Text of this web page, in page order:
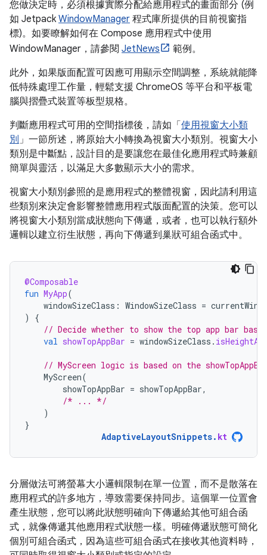
您做決定時，必須根據實際分配給應用程式的畫面部分 (例
如 Jetpack WindowManager 程式庫所提供的目前視窗指
標)。如要瞭解如何在 Compose 應用程式中使用
WindowManager，請參閱 JetNews
範例。
此外，如果版面配置可因應可用顯示空間調整，系統就能降
低特殊處理工作量，輕鬆支援 ChromeOS 等平台和平板電
腦與摺疊式裝置等板型規格。
判斷應用程式可用的空間指標後，請如「 使用視窗大小類
別 」一節所述，將原始大小轉換為視窗大小類別。視窗大小
類別是中斷點，設計目的是要讓您在最佳化應用程式時兼顧
簡單與靈活，以滿足大多數顯示大小的需求。
視窗大小類別參照的是應用程式的整體視窗，因此請利用這
些類別來決定會影響整體應用程式版面配置的決策。您可以
將視窗大小類別當成狀態向下傳遞，或者，也可以執行額外
邏輯以建立衍生狀態，再向下傳遞到巢狀可組合函式中。
@Composable
fun MyApp(
windowSizeClass : WindowSizeClass =
)
{
// Decide whether to show the top app bar
val showTopAppBar = windowSizeClass .
// MyScreen logic is based on the
MyScreen(
showTopAppBar = showTopAppBar,
/* ... */
)
}
AdaptiveLayoutSnippets. kt
分層做法可將螢幕大小邏輯限制在單一位置，而不是散落在
應用程式的許多地方，導致需要保持同步。這個單一位置會
產生狀態，您可以將此狀態明確向下傳遞給其他可組合函
式，就像傳遞其他應用程式狀態一樣。明確傳遞狀態可簡化
個別可組合函式，因為這些可組合函式在接收其他資料時，